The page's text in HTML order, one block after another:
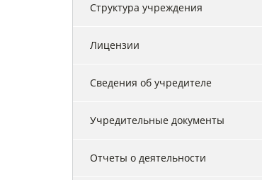
Структура учреждения
Лицензии
Сведения об учредителе
Учредительные документы
Отчеты о деятельности